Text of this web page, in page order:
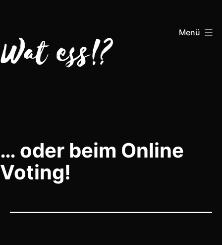
springen
Menü
… oder beim Online
Voting!